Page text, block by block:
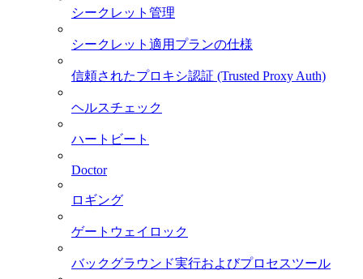
シークレット管理
シークレット適用プランの仕様
信頼されたプロキシ認証 (Trusted Proxy Auth)
ヘルスチェック
ハートビート
Doctor
ロギング
ゲートウェイロック
バックグラウンド実行およびプロセスツール